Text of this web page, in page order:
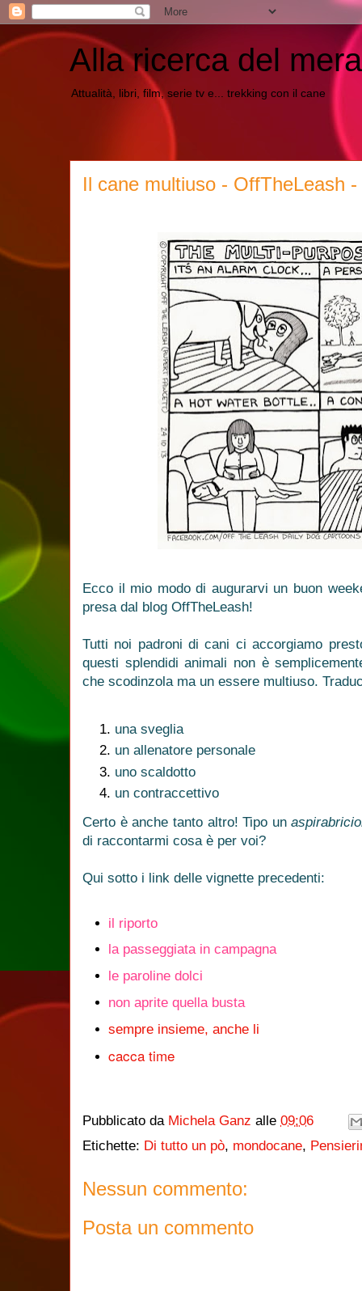
Alla ricerca del
Attualità, libri, film, serie tv e... trekking con il cane
Il cane multiuso - OffTheLeash
Ecco il mio modo di augurarvi un buon
presa dal blog OffTheLeash!
Tutti noi padroni di cani ci accorgiamo
questi splendidi animali non è
che scodinzola ma un essere multiuso.
una sveglia
un allenatore personale
uno scaldotto
un contraccettivo
Certo è anche tanto altro! Tipo un
di raccontarmi cosa è per voi?
Qui sotto i link delle vignette precedenti:
il riporto
la passeggiata in campagna
le paroline dolci
non aprite quella busta
sempre insieme, anche li
cacca time
Pubblicato da Michela Ganz alle 09:06
Etichette: Di tutto un pò, mondocane,
Nessun commento:
Posta un commento